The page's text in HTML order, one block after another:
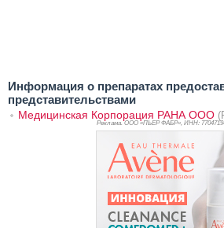
Информация о препаратах
представительствами
Медицинская Корпорация РАНА ООО
Реклама. ООО «ПЬЕР ФАБР», ИНН: 770